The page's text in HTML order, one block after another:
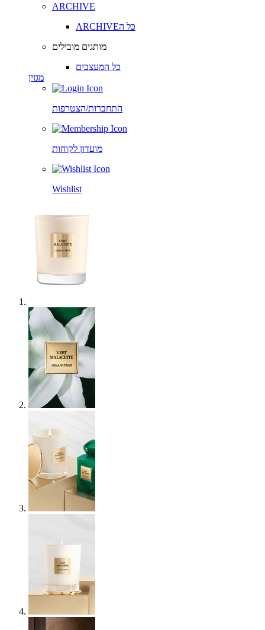
ARCHIVE
ARCHIVEכל ה
מותגים מובילים
כל המעצבים
מגזין
התחברות/הצטרפות
מועדון לקוחות
Wishlist